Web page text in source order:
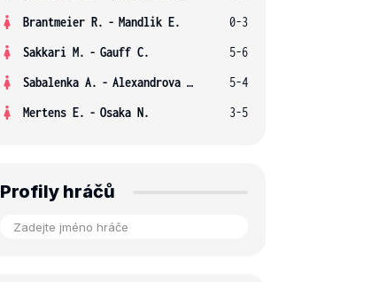
Brantmeier R. - Mandlik E.
0-3
Sakkari M. - Gauff C.
5-6
Sabalenka A. - Alexandrova E.
5-4
Mertens E. - Osaka N. 3-5
Profily hráčů